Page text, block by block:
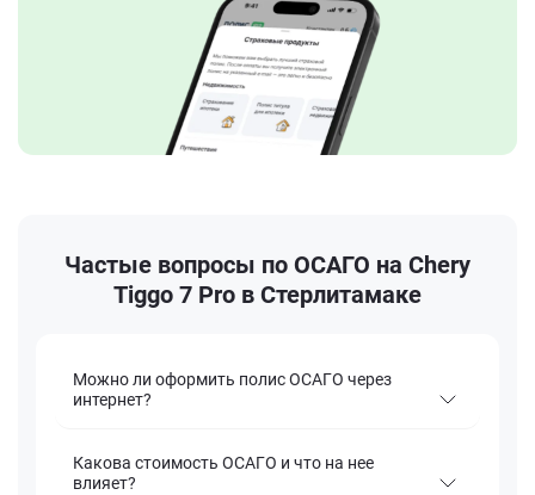
Частые вопросы по ОСАГО на Chery
Tiggo 7 Pro в Стерлитамаке
Можно ли оформить полис ОСАГО через
интернет?
Какова стоимость ОСАГО и что на нее
влияет?